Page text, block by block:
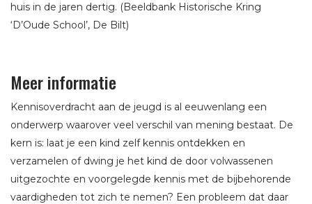
huis in de jaren dertig. (Beeldbank Historische Kring
‘D’Oude School’, De Bilt)
Meer informatie
Kennisoverdracht aan de jeugd is al eeuwenlang een
onderwerp waarover veel verschil van mening bestaat. De
kern is: laat je een kind zelf kennis ontdekken en
verzamelen of dwing je het kind de door volwassenen
uitgezochte en voorgelegde kennis met de bijbehorende
vaardigheden tot zich te nemen? Een probleem dat daar